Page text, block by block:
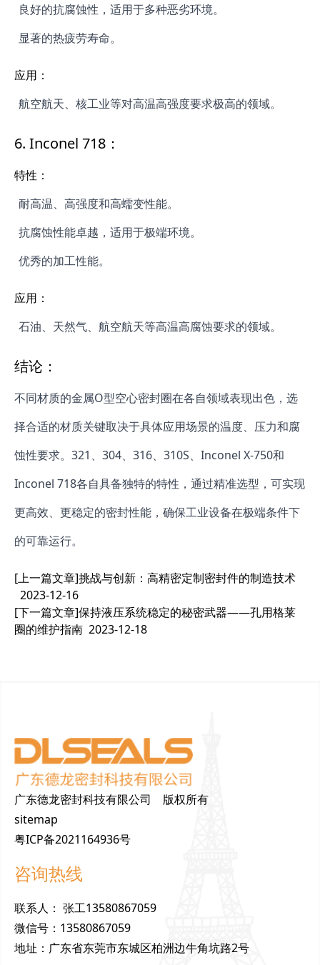
良好的抗腐蚀性，适用于多种恶劣环境。
显著的热疲劳寿命。
应用：
航空航天、核工业等对高温高强度要求极高的领域。
6. Inconel 718：
特性：
耐高温、高强度和高蠕变性能。
抗腐蚀性能卓越，适用于极端环境。
优秀的加工性能。
应用：
石油、天然气、航空航天等高温高腐蚀要求的领域。
结论：
不同材质的金属O型空心密封圈在各自领域表现出色，选
择合适的材质关键取决于具体应用场景的温度、压力和腐
蚀性要求。321、304、316、310S、Inconel X-750和
Inconel 718各自具备独特的特性，通过精准选型，可实现
更高效、更稳定的密封性能，确保工业设备在极端条件下
的可靠运行。
[上一篇文章]挑战与创新：高精密定制密封件的制造技术
2023-12-16
[下一篇文章]保持液压系统稳定的秘密武器——孔用格莱
圈的维护指南 2023-12-18
广东德龙密封科技有限公司 版权所有
sitemap
粤ICP备2021164936号
咨询热线
联系人 ： 张工13580867059
微信号 ： 13580867059
地址 ： 广东省东莞市东城区柏洲边牛角坑路2号